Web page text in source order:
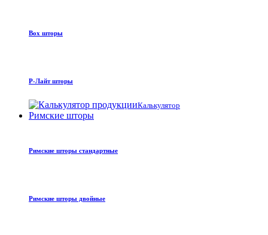
Box шторы
Р-Лайт шторы
Калькулятор
Римские шторы
Римские шторы стандартные
Римские шторы двойные